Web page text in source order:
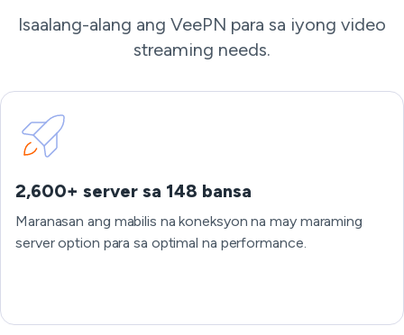
Isaalang-alang ang VeePN para sa iyong video
streaming needs.
2,600+ server sa 148 bansa
Maranasan ang mabilis na koneksyon na may maraming
server option para sa optimal na performance.